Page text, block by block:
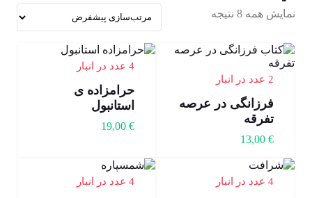
نمایش همه 8 نتیجه
2 عدد در انبار
فرزانگی در عرصه
تفرقه
13,00 €
4 عدد در انبار
حرامزاده ی
استانبول
19,00€
4 عدد در انبار 4 عدد در انبار